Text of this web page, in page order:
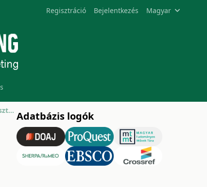
Regisztráció Bejelentkezés Magyar
Az egészségvédő élelmiszerekkel kapcsolatos fogyasztói attitűdök vizsgálata Adatbázis logók